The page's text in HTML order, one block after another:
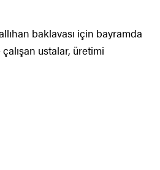
baklavası için bayramda
ustalar, üretimi